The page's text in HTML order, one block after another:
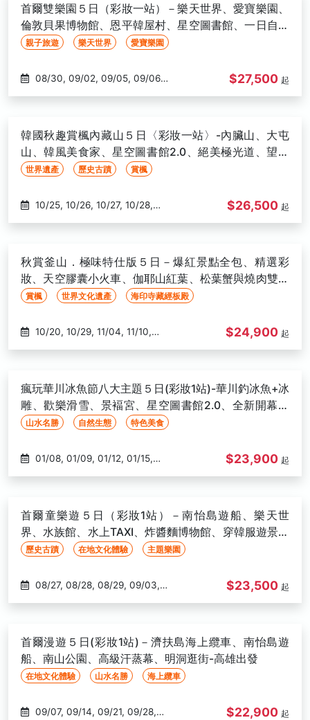
11/29, 11/30, 12/03, 12/04, 12/05,
12/06, 12/07, 12/11, 12/13, 12/14,
12/18, 12/20, 12/27, 12/28
首爾雙樂園５日（彩妝一站）－樂天世界、愛寶樂園、
倫敦貝果博物館、恩平韓屋村、星空圖書館、一日自由
活動、兩晚明洞－高雄出發
親子旅遊 樂天世界 愛寶樂園
09/08, 09/12, 09/17, 09/19,
10/04, 10/10, 10/13, 10/15, 10/17,
10/18, 10/21, 10/25, 10/30, 11/03,
11/04, 11/07, 11/08, 11/13, 11/14,
11/17, 11/18, 11/20, 11/21, 11/22,
$27,500 起
韓國秋趣賞楓內藏山５日〈彩妝一站〉-內臟山、大屯
山、韓風美食家、星空圖書館2.0、絕美極光道、望遠
市場-高雄出發
世界遺產 歷史古蹟 賞楓
10/29, 10/30, 10/31, 11/01, 11/02,
11/09, 11/10, 11/11, 11/12
$26,500 起
秋賞釜山．極味特仕版５日－爆紅景點全包、精選彩
妝、天空膠囊小火車、伽耶山紅葉、松葉蟹與燒肉雙重
奏－高雄出發
賞楓 世界文化遺產 海印寺藏經板殿
11/17, 11/20
$24,900 起
瘋玩華川冰魚節八大主題５日(彩妝1站)-華川釣冰魚+冰
雕、歡樂滑雪、景褔宮、星空圖書館2.0、全新開幕汗
蒸幕-高雄出發
山水名勝 自然生態 特色美食
01/16, 01/19, 01/22, 01/23, 01/26,
$23,900 起
首爾童樂遊５日（彩妝1站）－南怡島遊船、樂天世
界、水族館、水上TAXI、炸醬麵博物館、穿韓服遊景福
宮、明洞-高雄出發
歷史古蹟 在地文化體驗 主題樂園
09/04, 09/05, 09/10, 09/11,
10/01, 10/02, 10/03, 10/10, 10/15,
10/16, 10/17, 10/29, 10/30, 10/31
$23,500 起
首爾漫遊５日(彩妝1站)－濟扶島海上纜車、南怡島遊
船、南山公園、高級汗蒸幕、明洞逛街-高雄出發
在地文化體驗 山水名勝 海上纜車
$22,900 起